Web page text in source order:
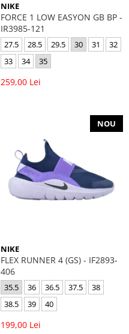
NIKE
FORCE 1 LOW EASYON GB BP -
IR3985-121
27.5 28.5 29.5 30 31
32
33
34 35
259,00 Lei
NOU
NIKE
FLEX RUNNER 4 (GS) - IF2893-
406
35.5 36 36.5 37.5
38
38.5
39 40
199,00 Lei